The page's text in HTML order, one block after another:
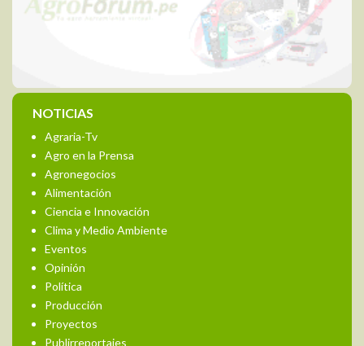
NOTICIAS
Agraria-Tv
Agro en la Prensa
Agronegocios
Alimentación
Ciencia e Innovación
Clima y Medio Ambiente
Eventos
Opinión
Política
Producción
Proyectos
Publirreportajes